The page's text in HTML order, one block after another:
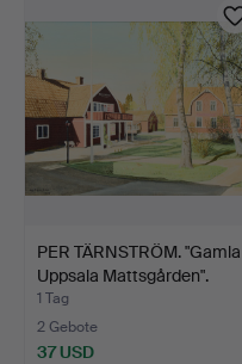
PER TÄRNSTRÖM. "Gamla
Uppsala Mattsgården".
1 Tag
2 Gebote
37 USD